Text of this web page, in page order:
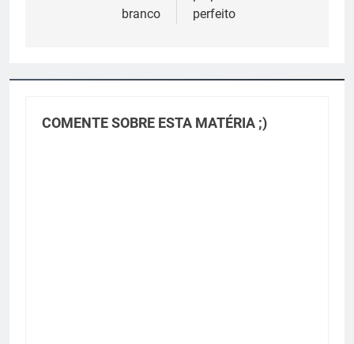
branco
perfeito
COMENTE SOBRE ESTA MATÉRIA ;)